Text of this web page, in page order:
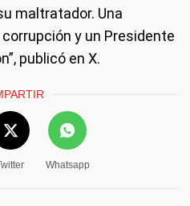
maltratador. Una
y un Presidente
publicó en X.
Whatsapp